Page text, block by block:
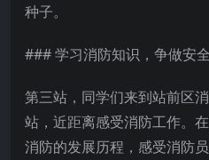
种子。
### 学习消防知识，争做安
第三站，同学们来到站前区
站，近距离感受消防工作。
消防的发展历程，感受消防